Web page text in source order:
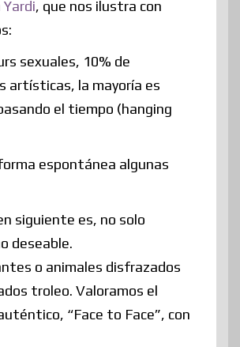
, que nos ilustra con
sexuales, 10% de
artísticas, la mayoría es
el tiempo (hanging
espontánea algunas
siguiente es, no solo
deseable.
o animales disfrazados
troleo. Valoramos el
“Face to Face”, con